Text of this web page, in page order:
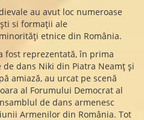
au avut loc numeroase
si formații ale
etnice din România.
fost reprezentată, în prima
dans Niki din Piatra Neamț și
amiază, au urcat pe scenă
al Forumului Democrat al
de dans armenesc
Armenilor din România. Tot